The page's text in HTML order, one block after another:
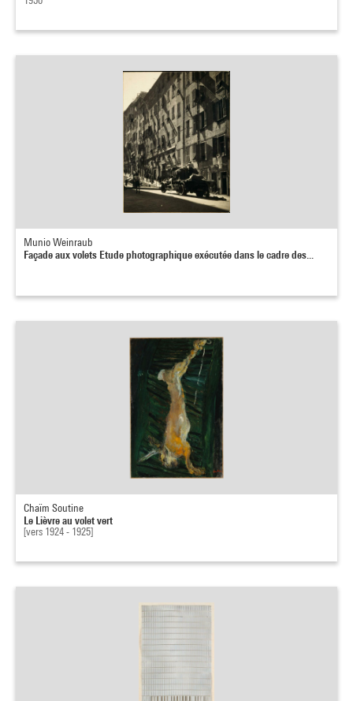
Munio Weinraub
Façade aux volets Etude photographique exécutée dans le cadre des...
Chaïm Soutine
Le Lièvre au volet vert
[vers 1924 - 1925]